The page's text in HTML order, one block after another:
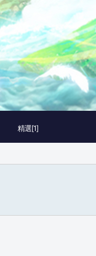
精選[1]